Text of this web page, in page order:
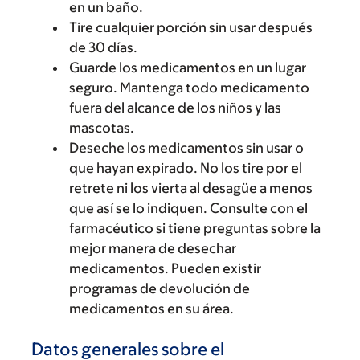
en un baño.
Tire cualquier porción sin usar después
de 30 días.
Guarde los medicamentos en un lugar
seguro. Mantenga todo medicamento
fuera del alcance de los niños y las
mascotas.
Deseche los medicamentos sin usar o
que hayan expirado. No los tire por el
retrete ni los vierta al desagüe a menos
que así se lo indiquen. Consulte con el
farmacéutico si tiene preguntas sobre la
mejor manera de desechar
medicamentos. Pueden existir
programas de devolución de
medicamentos en su área.
Datos generales sobre el